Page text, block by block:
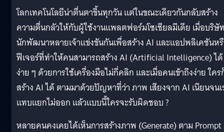
โลกเทคโนโลยีน่าตื่นตาขึ้นทุกวัน แต่ในขณะเดียวกันกลับสร้าง
ความตื่นกลัวให้กับผู้ใช้งานแพลตฟอร์มโซเชียลมีเดีย เมื่อบริษั
นักพัฒนาหลายเจ้าแข่งขันกันเพื่อสร้าง AI และแอปพลิเคชันห
ฟีเจอร์ที่ทำให้คนสามารถสร้าง AI (Artificial Intelligence) ได้
ง่าย ๆ ด้วยการใช้เครื่องมือไม่กี่คลิก และเมื่อคนเข้าถึงง่าย ใค
สร้าง AI ได้ ตามมาด้วยปัญหาที่ว่า ภาพ เสียงจาก AI เนียนจนเ
แทบแยกไม่ออก แล้วแบบนี้ใครจะรับผิดชอบ ?
หลายคนคงเคยได้เห็นการสร้างภาพ (Generate) ตาม